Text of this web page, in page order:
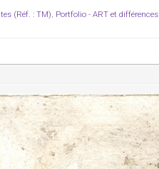
(Réf. : TM), Portfolio - ART et différences